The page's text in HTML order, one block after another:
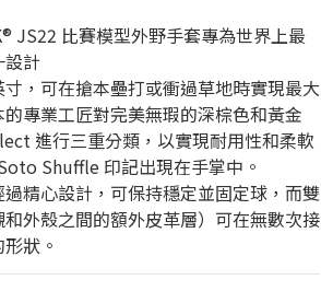
JS22 比賽模型外野手套專為世界上最
設計
，可在搶本壘打或衝過草地時實現最大
專業工匠對完美無瑕的深棕色和黃金
進行三重分類，以實現耐用性和柔軟
Shuffle 印記出現在手掌中。
精心設計，可保持穩定並固定球，而雙
外殼之間的額外皮革層）可在無數次接
狀。